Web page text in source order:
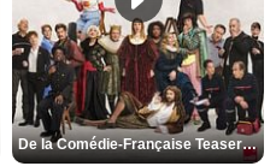
De la Comédie-Française Teaser VF